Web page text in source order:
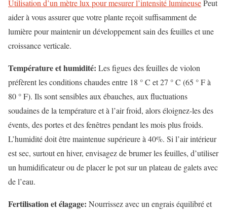
Utilisation d’un mètre lux pour mesurer l’intensité lumineusePeut
aider à vous assurer que votre plante reçoit suffisamment de
lumière pour maintenir un développement sain des feuilles et une
croissance verticale.
Température et humidité: Les figues des feuilles de violon
préfèrent les conditions chaudes entre 18 ° C et 27 ° C (65 ° F à
80 ° F). Ils sont sensibles aux ébauches, aux fluctuations
soudaines de la température et à l’air froid, alors éloignez-les des
évents, des portes et des fenêtres pendant les mois plus froids.
L’humidité doit être maintenue supérieure à 40%. Si l’air intérieur
est sec, surtout en hiver, envisagez de brumer les feuilles, d’utiliser
un humidificateur ou de placer le pot sur un plateau de galets avec
de l’eau.
Fertilisation et élagage: Nourrissez avec un engrais équilibré et